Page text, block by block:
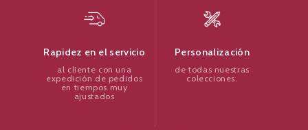
Rapidez en el servicio
al cliente con una
expedición de pedidos
en tiempos muy
ajustados
Personalización
de todas nuestras
colecciones.